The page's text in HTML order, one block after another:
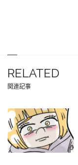
RELATED
関連記事